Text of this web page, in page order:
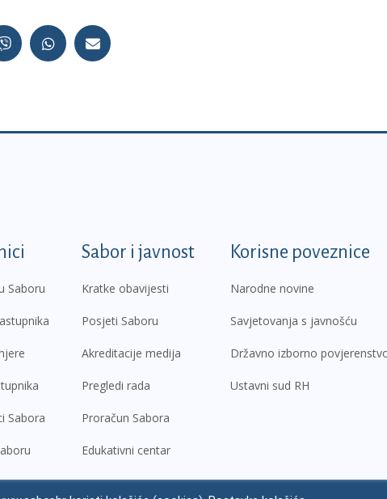
Saboru
Sabora
Sabor i javnost
Kratke obavijesti
Posjeti Saboru
Akreditacije medija
Pregledi rada
Proračun Sabora
Edukativni centar
Korisne poveznice
Narodne novine
Savjetovanja s javnošću
Državno izborno
Ustavni sud RH